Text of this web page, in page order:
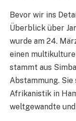
Bevor wir ins
Überblick über
wurde am 24.
einen
stammt aus
Abstammung.
Afrikanistik in
weltgewandte